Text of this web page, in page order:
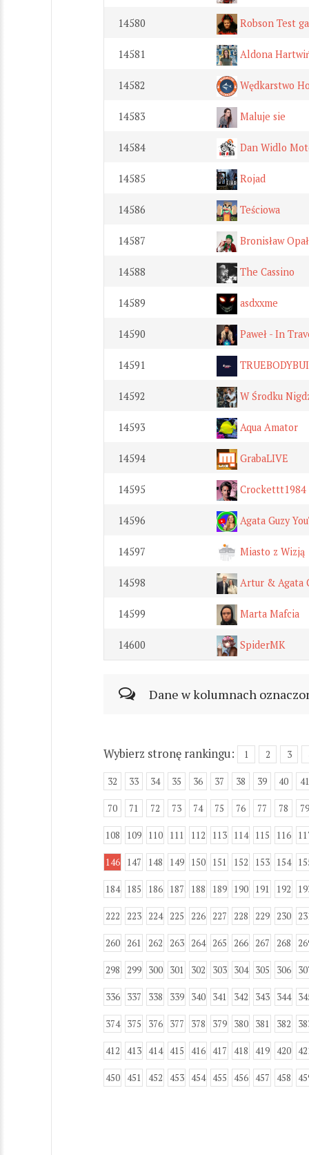
14580 Robson Test
14581 Aldona
14582 Wędkarstwo
14583 Maluje sie
14584 Dan Widlo
14585 Rojad
14586 Teściowa
14587 Bronisław
14588 The Cassino
14589 asdxxme
14590 Paweł - In
14591
14592 W Środku
14593 Aqua Amator
14594 GrabaLIVE
14595 Crockettt1984
14596 Agata Guzy
14597 Miasto z Wizją
14598 Artur & Agata
14599 Marta Mafcia
14600 SpiderMK
Dane w kolumnach
Wybierz stronę rankingu: 1 2 3
32 33 34 35 36 37 38 39 40 41
70 71 72 73 74 75 76 77 78 79
108 109 110 111 112 113 114 115 116
146 147 148 149 150 151 152 153 154
184 185 186 187 188 189 190 191 192
222 223 224 225 226 227 228 229 230
260 261 262 263 264 265 266 267 268
298 299 300 301 302 303 304 305 306
336 337 338 339 340 341 342 343 344
374 375 376 377 378 379 380 381 382
412 413 414 415 416 417 418 419 420
450 451 452 453 454 455 456 457 458